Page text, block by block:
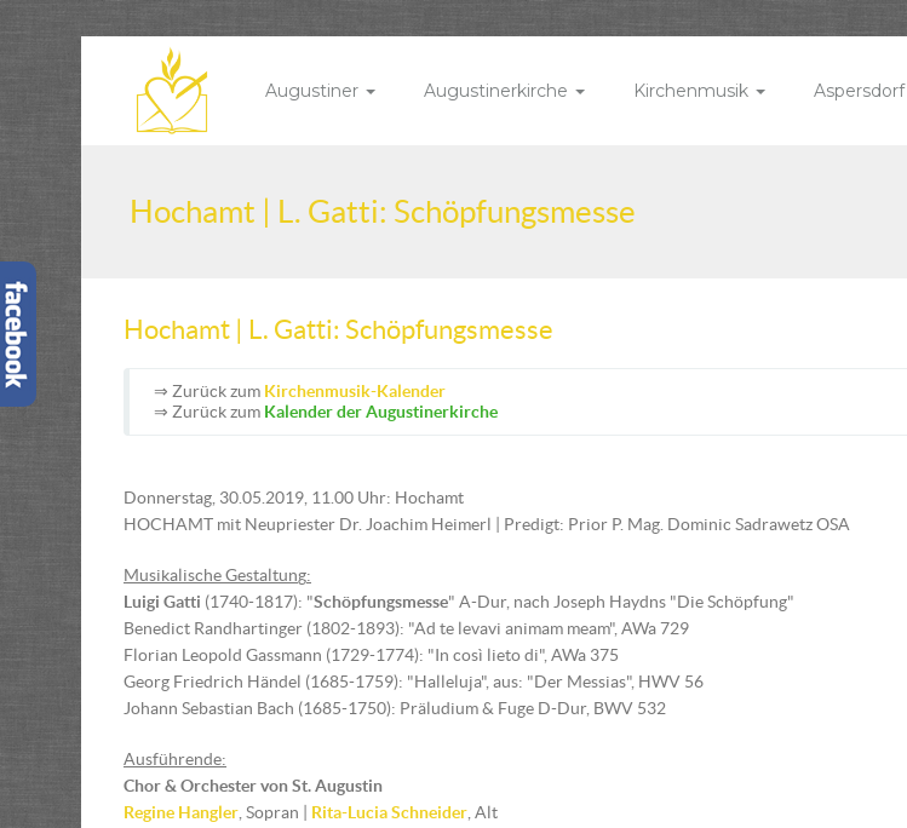
Augustiner Augustinerkirche Kirchenmusik Aspersdorf
Hochamt | L. Gatti: Schöpfungsmesse
Hochamt | L. Gatti: Schöpfungsmesse
⇒ Zurück zum Kirchenmusik-Kalender
⇒ Zurück zum Kalender der Augustinerkirche
Donnerstag, 30.05.2019, 11.00 Uhr: Hochamt
HOCHAMT mit Neupriester Dr. Joachim Heimerl | Predigt: Prior P. Mag. Dominic Sadrawetz OSA
Musikalische Gestaltung:
Luigi Gatti (1740-1817): "Schöpfungsmesse" A-Dur, nach Joseph Haydns "Die Schöpfung"
Benedict Randhartinger (1802-1893): "Ad te levavi animam meam", AWa 729
Florian Leopold Gassmann (1729-1774): "In così lieto di", AWa 375
Georg Friedrich Händel (1685-1759): "Halleluja", aus: "Der Messias", HWV 56
Johann Sebastian Bach (1685-1750): Präludium & Fuge D-Dur, BWV 532
Ausführende:
Chor & Orchester von St. Augustin
Regine Hangler , Sopran | Rita-Lucia Schneider , Alt